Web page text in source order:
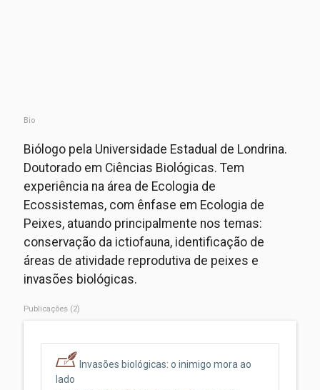
Bio
Biólogo pela Universidade Estadual de Londrina.
Doutorado em Ciências Biológicas. Tem
experiência na área de Ecologia de
Ecossistemas, com ênfase em Ecologia de
Peixes, atuando principalmente nos temas:
conservação da ictiofauna, identificação de
áreas de atividade reprodutiva de peixes e
invasões biológicas.
Publicações (2)
Invasões biológicas: o inimigo mora ao
lado